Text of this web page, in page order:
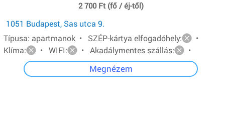
2 700 Ft (fő / éj-től)
1051 Budapest, Sas utca 9.
Típusa: apartmanok • SZÉP-kártya elfogadóhely:
•
Klíma:
• WIFI: • Akadálymentes szállás: •
Megnézem